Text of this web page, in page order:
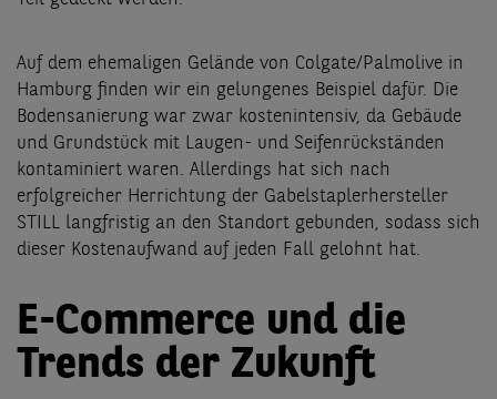
Auf dem ehemaligen Gelände von Colgate/Palmolive in
Hamburg finden wir ein gelungenes Beispiel dafür. Die
Bodensanierung war zwar kostenintensiv, da Gebäude
und Grundstück mit Laugen- und Seifenrückständen
kontaminiert waren. Allerdings hat sich nach
erfolgreicher Herrichtung der Gabelstaplerhersteller
STILL langfristig an den Standort gebunden, sodass sich
dieser Kostenaufwand auf jeden Fall gelohnt hat.
E-Commerce und die
Trends der Zukunft